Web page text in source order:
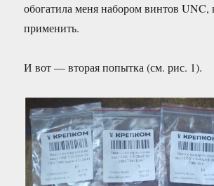
обогатила меня набором винтов UNC,
применить.
И вот — вторая попытка (см. рис. 1).